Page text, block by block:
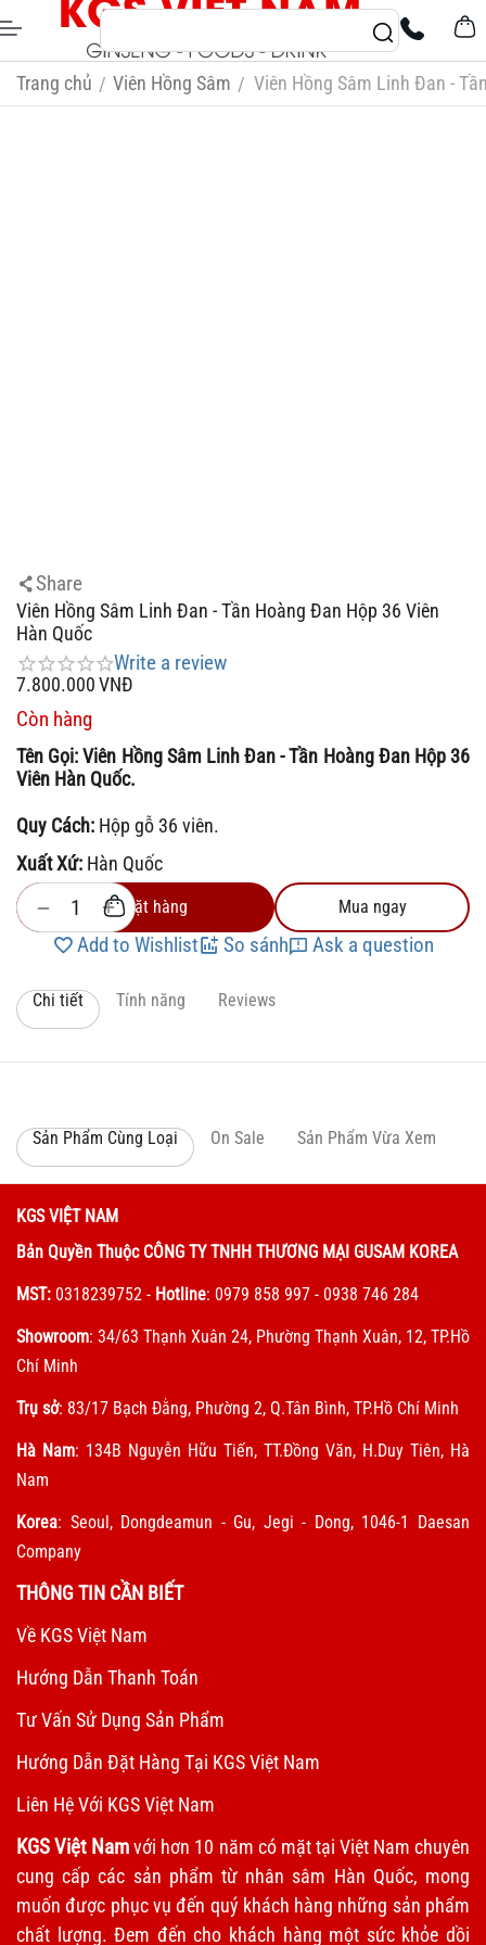
Trang chủ / Viên Hồng Sâm / Viên Hồng Sâm Linh Đan -
Share
Viên Hồng Sâm Linh Đan - Tần Hoàng Đan Hộp 36 Viên
Hàn Quốc
Write a review
7.800.000VNĐ
Còn hàng
Tên Gọi:Viên Hồng Sâm Linh Đan - Tần Hoàng Đan Hộp 36
Viên Hàn Quốc.
Quy Cách: Hộp gỗ 36 viên.
Xuất Xứ: Hàn Quốc
+
− Đặt hàng Mua ngay
Add to Wishlist So sánh Ask a question
Chi tiết Tính năng Reviews
Sản Phẩm Cùng Loại On Sale Sản Phẩm Vừa Xem
KGS VIỆT NAM
Bản Quyền Thuộc CÔNG TY TNHH THƯƠNG MẠI GUSAM KOREA
MST: 0318239752 - Hotline: 0979 858 997 - 0938 746 284
Showroom: 34/63 Thạnh Xuân 24, Phường Thạnh Xuân, 12, TP.Hồ
Chí Minh
Trụ sở: 83/17 Bạch Đằng, Phường 2, Q.Tân Bình, TP.Hồ Chí Minh
Hà Nam: 134B Nguyễn Hữu Tiến, TT.Đồng Văn, H.Duy Tiên, Hà
Nam
Korea: Seoul, Dongdeamun - Gu, Jegi - Dong, 1046-1 Daesan
Company
THÔNG TIN CẦN BIẾT
Về KGS Việt Nam
Hướng Dẫn Thanh Toán
Tư Vấn Sử Dụng Sản Phẩm
Hướng Dẫn Đặt Hàng Tại KGS Việt Nam
Liên Hệ Với KGS Việt Nam
KGS Việt Namvới hơn 10 năm có mặt tại Việt Nam chuyên
cung cấp các sản phẩm từ nhân sâm Hàn Quốc, mong
muốn được phục vụ đến quý khách hàng những sản phẩm
chất lượng. Đem đến cho khách hàng một sức khỏe dồi